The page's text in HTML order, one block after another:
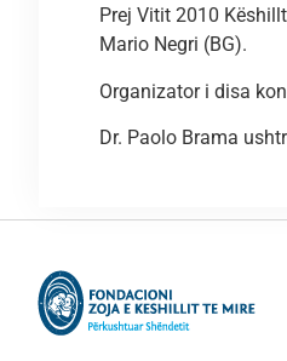
Prej Vitit 2010
Mario Negri (BG).
Organizator i disa
Dr. Paolo Brama